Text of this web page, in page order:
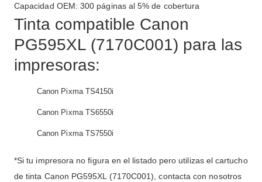
Capacidad OEM: 300 páginas al 5% de cobertura
Tinta compatible Canon
PG595XL (7170C001) para las
impresoras:
Canon Pixma TS4150i
Canon Pixma TS6550i
Canon Pixma TS7550i
*Si tu impresora no figura en el listado pero utilizas el cartucho
de tinta Canon PG595XL (7170C001), contacta con nosotros